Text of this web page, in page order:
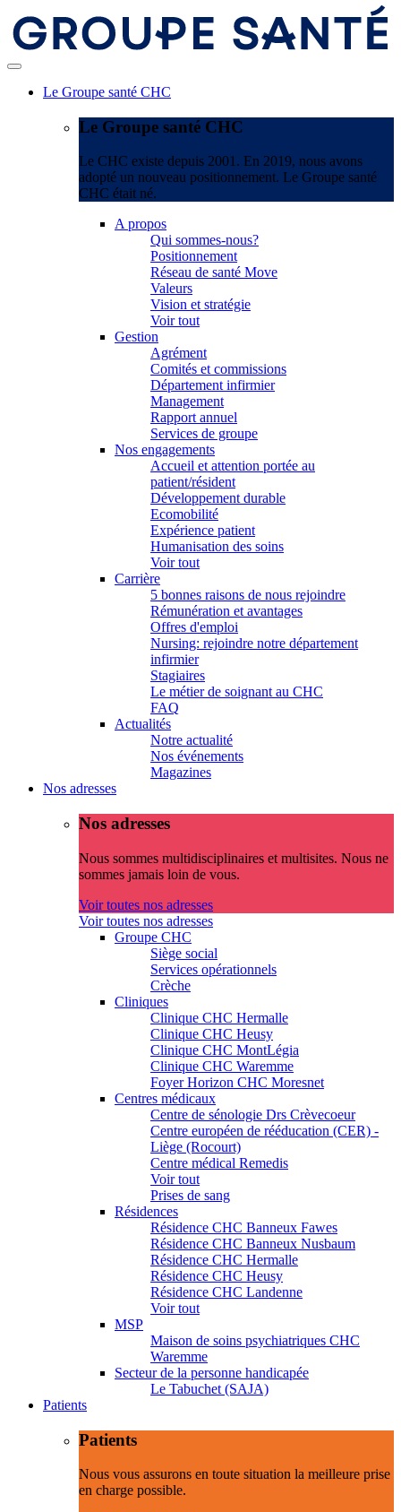
Le Groupe santé CHC
Le Groupe santé CHC
Le CHC existe depuis 2001. En 2019, nous avons
adopté un nouveau positionnement. Le Groupe santé
CHC était né.
A propos
Qui sommes-nous?
Positionnement
Réseau de santé Move
Valeurs
Vision et stratégie
Voir tout
Gestion
Agrément
Comités et commissions
Département infirmier
Management
Rapport annuel
Services de groupe
Nos engagements
Accueil et attention portée au
patient/résident
Développement durable
Ecomobilité
Expérience patient
Humanisation des soins
Voir tout
Carrière
5 bonnes raisons de nous rejoindre
Rémunération et avantages
Offres d'emploi
Nursing: rejoindre notre département
infirmier
Stagiaires
Le métier de soignant au CHC
FAQ
Actualités
Notre actualité
Nos événements
Magazines
Nos adresses
Nos adresses
Nous sommes multidisciplinaires et multisites. Nous ne
sommes jamais loin de vous.
Voir toutes nos adresses
Voir toutes nos adresses
Groupe CHC
Siège social
Services opérationnels
Crèche
Cliniques
Clinique CHC Hermalle
Clinique CHC Heusy
Clinique CHC MontLégia
Clinique CHC Waremme
Foyer Horizon CHC Moresnet
Centres médicaux
Centre de sénologie Drs Crèvecoeur
Centre européen de rééducation (CER) -
Liège (Rocourt)
Centre médical Remedis
Voir tout
Prises de sang
Résidences
Résidence CHC Banneux Fawes
Résidence CHC Banneux Nusbaum
Résidence CHC Hermalle
Résidence CHC Heusy
Résidence CHC Landenne
Voir tout
MSP
Maison de soins psychiatriques CHC
Waremme
Secteur de la personne handicapée
Le Tabuchet (SAJA)
Patients
Patients
Nous vous assurons en toute situation la meilleure prise
en charge possible.